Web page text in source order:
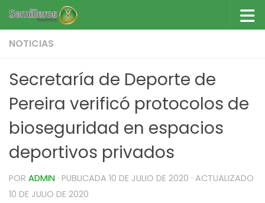
Saltar al contenido
NOTICIAS
Secretaría de Deporte de
Pereira verificó protocolos de
bioseguridad en espacios
deportivos privados
POR ADMIN · PUBLICADA 10 DE JULIO DE 2020 · ACTUALIZADO
10 DE JULIO DE 2020